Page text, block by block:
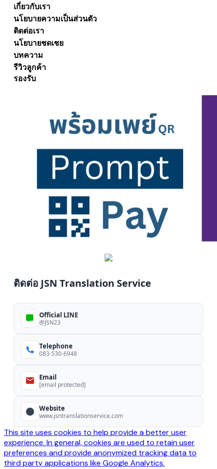
เกี่ยวกับเรา
นโยบายความเป็นส่วนตัว
ติดต่อเรา
นโยบายชดเชย
บทความ
รีวิวลูกค้า
รองรับ
ติดต่อ JSN Translation Service
Official LINE
@JSN23
Telephone
083-530-6948
Email
[email protected]
Website
www.jsntranslationservice.com
This site uses cookies to help provide a better user
experience. In general, cookies are used to retain user
preferences and provide anonymized tracking data to
third party applications like Google Analytics.